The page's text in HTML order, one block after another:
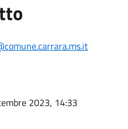
2023, 14:33